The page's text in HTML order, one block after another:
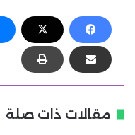
مقالات ذات صلة